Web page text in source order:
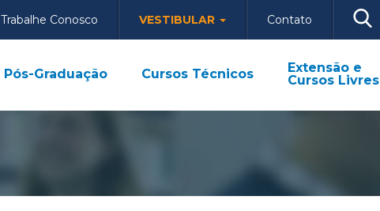
Trabalhe Conosco VESTIBULAR Contato
Pós-Graduação Cursos Técnicos
Extensão e
Cursos Livres